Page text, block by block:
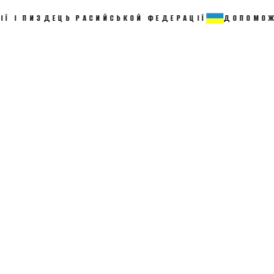
РАСИЙСЬКОЙ ФЕДЕРАЦІЇ ДОПОМОЖИ ЗСУ